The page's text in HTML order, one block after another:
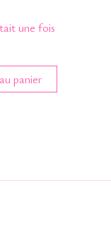
une fois
panier